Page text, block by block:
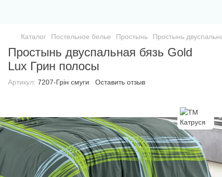
Каталог Постельное белье Простынь Простынь
Простынь двуспальная бязь Gold
Lux Грин полосы
Артикул: 7207-Грін смуги Оставить отзыв